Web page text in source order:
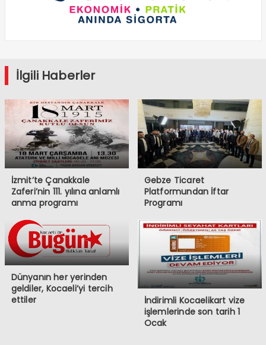
İlgili Haberler
İzmit’te Çanakkale
Zaferi’nin 111. yılına anlamlı
anma programı
Gebze Ticaret
Platformundan İftar
Programı
Dünyanın her yerinden
geldiler, Kocaeli’yi tercih
ettiler
İndirimli Kocaelikart vize
işlemlerinde son tarih 1
Ocak